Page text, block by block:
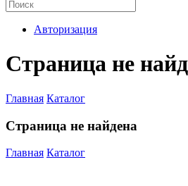
Авторизация
Страница не
Главная Каталог
Страница не найдена
Главная Каталог